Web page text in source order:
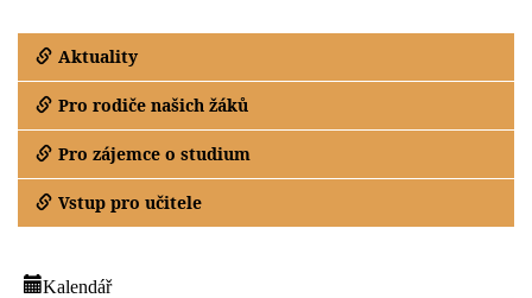
Aktuality
Pro rodiče našich žáků
Pro zájemce o studium
Vstup pro učitele
Kalendář